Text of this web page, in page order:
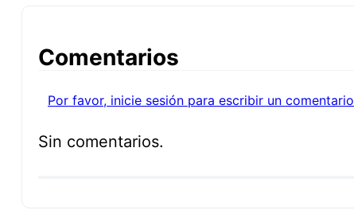
Comentarios
Por favor, inicie sesión para escribir un comentario
Sin comentarios.